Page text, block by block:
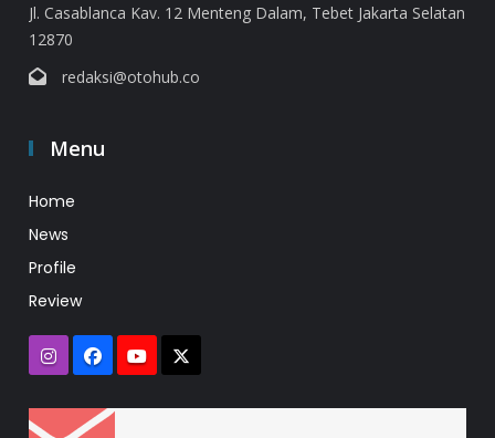
Jl. Casablanca Kav. 12 Menteng Dalam, Tebet Jakarta Selatan
12870
redaksi@otohub.co
Menu
Home
News
Profile
Review